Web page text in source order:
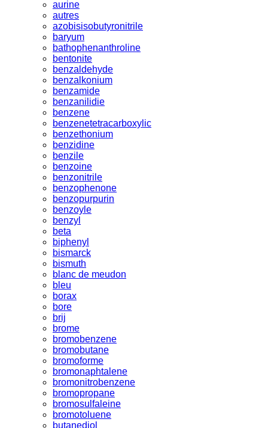
aurine
autres
azobisisobutyronitrile
baryum
bathophenanthroline
bentonite
benzaldehyde
benzalkonium
benzamide
benzanilidie
benzene
benzenetetracarboxylic
benzethonium
benzidine
benzile
benzoine
benzonitrile
benzophenone
benzopurpurin
benzoyle
benzyl
beta
biphenyl
bismarck
bismuth
blanc de meudon
bleu
borax
bore
brij
brome
bromobenzene
bromobutane
bromoforme
bromonaphtalene
bromonitrobenzene
bromopropane
bromosulfaleine
bromotoluene
butanediol